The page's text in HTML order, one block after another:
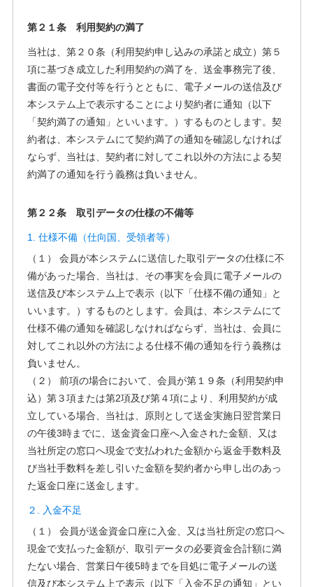
第２１条 利用契約の満了
当社は、第２０条（利用契約申し込みの承諾と成立）第５
項に基づき成立した利用契約の満了を、送金事務完了後、
書面の電子交付等を行うとともに、電子メールの送信及び
本システム上で表示することにより契約者に通知（以下
「契約満了の通知」といいます。）するものとします。契
約者は、本システムにて契約満了の通知を確認しなければ
ならず、当社は、契約者に対してこれ以外の方法による契
約満了の通知を行う義務は負いません。
第２２条 取引データの仕様の不備等
1. 仕様不備（仕向国、受領者等）
（１） 会員が本システムに送信した取引データの仕様に不
備があった場合、当社は、その事実を会員に電子メールの
送信及び本システム上で表示（以下「仕様不備の通知」と
いいます。）するものとします。会員は、本システムにて
仕様不備の通知を確認しなければならず、当社は、会員に
対してこれ以外の方法による仕様不備の通知を行う義務は
負いません。
（２） 前項の場合において、会員が第１９条（利用契約申
込）第３項または第2項及び第４項により、利用契約が成
立している場合、当社は、原則として送金実施日翌営業日
の午後3時までに、送金資金口座へ入金された金額、又は
当社所定の窓口へ現金で支払われた金額から返金手数料及
び当社手数料を差し引いた金額を契約者から申し出のあっ
た返金口座に送金します。
２. 入金不足
（１） 会員が送金資金口座に入金、又は当社所定の窓口へ
現金で支払った金額が、取引データの必要資金合計額に満
たない場合、営業日午後5時までを目処に電子メールの送
信及び本システム上で表示（以下「入金不足の通知」とい